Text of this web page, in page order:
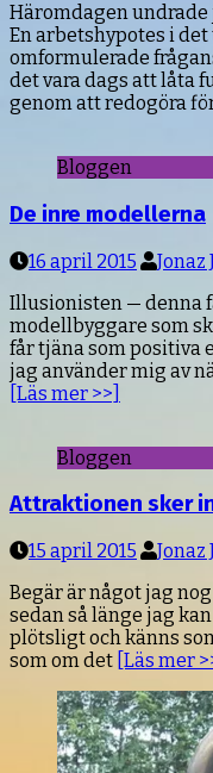
Häromdagen undrade
En arbetshypotes i
omformulerade
det vara dags att låta
genom att redogöra
Bloggen
De inre modellerna
16 april 2015 Jonaz
Illusionisten — denna
modellbyggare som
får tjäna som positiva
jag använder mig av
[Läs mer >>]
Bloggen
Attraktionen sker
15 april 2015 Jonaz
Begär är något jag
sedan så länge jag
plötsligt och känns
som om det [Läs mer